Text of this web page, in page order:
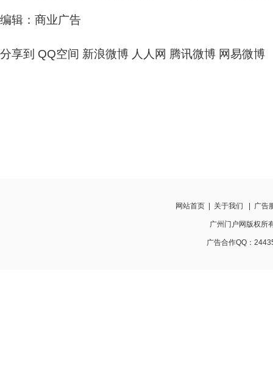
编辑：商业广告
分享到 QQ空间 新浪微博 人人网 腾讯微博 网易微博
网站首页 关于我们 广告
广州门户网版权
广告合作QQ：